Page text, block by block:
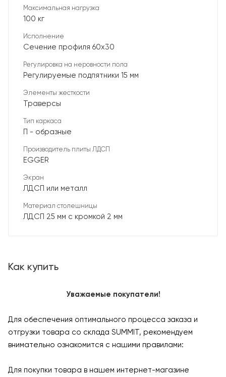
Максимальная нагрузка
100 кг
Исполнение
Сечение профиля 60х30
Регулировка на неровности пола
Регулируемые подпятники 15 мм
Элементы жесткости
Траверсы
Тип каркаса
П - образные
Производитель плиты ЛДСП
EGGER
Экран
ЛДСП или металл
Материал столешницы
ЛДСП 25 мм с кромкой 2 мм
Как купить
Уважаемые покупатели!
Для обеспечения оптимального процесса заказа и
отгрузки товара со склада SUMMIT, рекомендуем
внимательно ознакомится с нашими правилами:
Для покупки товара в нашем интернет-магазине